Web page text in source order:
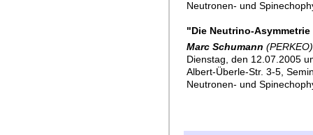
Neutronen- und
"Die Neutrino-
Marc Schumann (PERKEO)
Dienstag, den 12.07.2005
Albert-Überle-Str. 3-5,
Neutronen- und